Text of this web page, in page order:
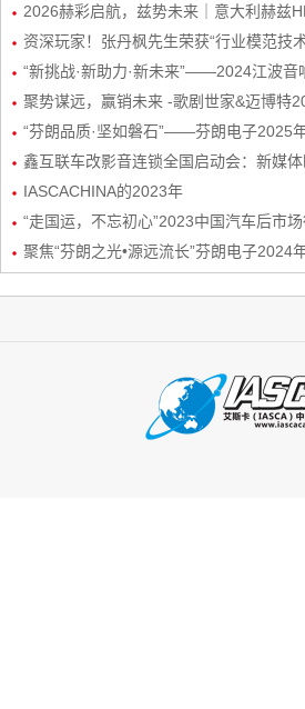
州）感恩宴圆满举行
2026赫彩启航，兹势未来｜意大利赫兹
新品发布会暨市场运营规划会议圆满举行
资深玩家！张丹枫先生荣获“行业模范技
奖”
“新挑战·新助力·新未来”——2024江波音
经销商会议盛大举行！
聚势谋远，赢销未来 -歌剧世家&迈博特
起势经销商会议圆满成功！
“芬朗品质·坚如磐石”——芬朗电子2025
况，共绘汽车音响改装新蓝图
鑫互联车改影音连锁全国启动会：新媒
创新矩阵与玩法
IASCACHINA的2023年
“走国运，不忘初心”2023中国汽车后市
业生态发展峰会-艾斯卡（IASCA）中国谢
聚焦“芬朗之光•源远流长”芬朗电子2024